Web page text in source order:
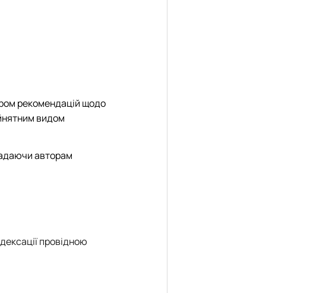
рекомендацій щодо
видом
авторам
провідною